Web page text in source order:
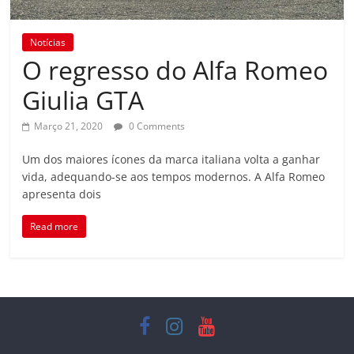
Notícias
O regresso do Alfa Romeo
Giulia GTA
Março 21, 2020 0 Comments
Um dos maiores ícones da marca italiana volta a ganhar
vida, adequando-se aos tempos modernos. A Alfa Romeo
apresenta dois
Read more